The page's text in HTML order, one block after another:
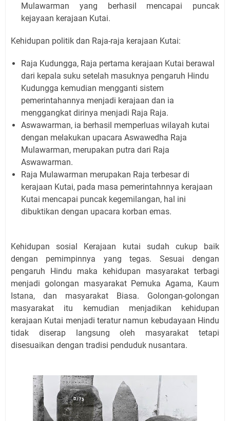
Mulawarman yang berhasil mencapai puncak
kejayaan kerajaan Kutai.
Kehidupan politik dan Raja-raja kerajaan Kutai:
Raja Kudungga, Raja pertama kerajaan Kutai berawal
dari kepala suku setelah masuknya pengaruh Hindu
Kudungga kemudian mengganti sistem
pemerintahannya menjadi kerajaan dan ia
menggangkat dirinya menjadi Raja Raja.
Aswawarman, ia berhasil memperluas wilayah kutai
dengan melakukan upacara Aswawedha Raja
Mulawarman, merupakan putra dari Raja
Aswawarman.
Raja Mulawarman merupakan Raja terbesar di
kerajaan Kutai, pada masa pemerintahnnya kerajaan
Kutai mencapai puncak kegemilangan, hal ini
dibuktikan dengan upacara korban emas.
Kehidupan sosial Kerajaan kutai sudah cukup baik
dengan pemimpinnya yang tegas. Sesuai dengan
pengaruh Hindu maka kehidupan masyarakat terbagi
menjadi golongan masyarakat Pemuka Agama, Kaum
Istana, dan masyarakat Biasa. Golongan-golongan
masyarakat itu kemudian menjadikan kehidupan
kerajaan Kutai menjadi teratur namun kebudayaan Hindu
tidak diserap langsung oleh masyarakat tetapi
disesuaikan dengan tradisi penduduk nusantara.